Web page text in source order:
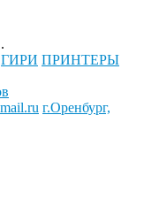
ГИРИ ПРИНТЕРЫ
г.Оренбург,